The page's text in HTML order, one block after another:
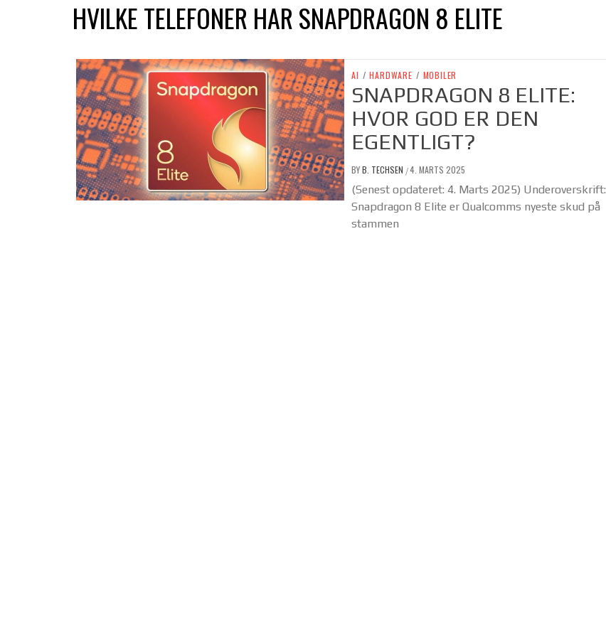
HVILKE TELEFONER HAR SNAPDRAGON 8 ELITE
AI / HARDWARE / MOBILER
SNAPDRAGON 8 ELITE:
HVOR GOD ER DEN
EGENTLIGT?
BYB. TECHSEN /4. MARTS 2025
(Senest opdateret: 4. Marts 2025) Underoverskrift:
Snapdragon 8 Elite er Qualcomms nyeste skud på
stammen